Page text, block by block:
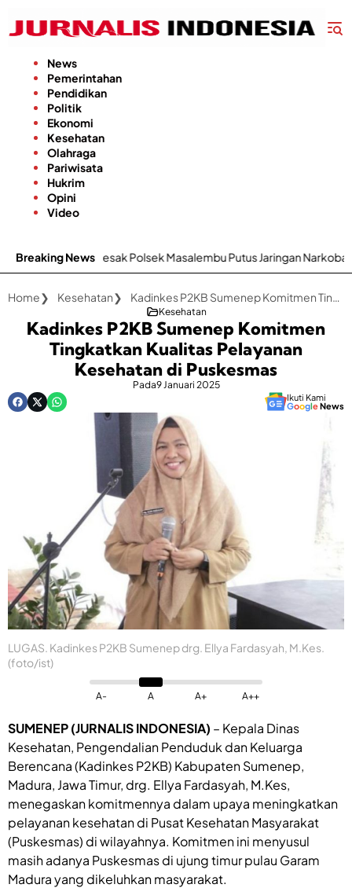
konten
News
Pemerintahan
Pendidikan
Politik
Ekonomi
Kesehatan
Olahraga
Pariwisata
Hukrim
Opini
Video
Breaking News
Desak Polsek Masalembu Putus Jaringan Narkoba dan
Home Kesehatan Kadinkes P2KB Sumenep Komitmen Tingkatkan Kualitas Pelayanan Kesehatan di Puskesmas
Kesehatan
Kadinkes P2KB Sumenep Komitmen
Tingkatkan Kualitas Pelayanan
Kesehatan di Puskesmas
Pada9 Januari 2025
Ikuti Kami
GoogleNews
LUGAS. Kadinkes P2KB Sumenep drg. Ellya Fardasyah, M.Kes.
(foto/ist)
A- A A+ A++
SUMENEP (JURNALIS INDONESIA) – Kepala Dinas
Kesehatan, Pengendalian Penduduk dan Keluarga
Berencana (Kadinkes P2KB) Kabupaten Sumenep,
Madura, Jawa Timur, drg. Ellya Fardasyah, M.Kes,
menegaskan komitmennya dalam upaya meningkatkan
pelayanan kesehatan di Pusat Kesehatan Masyarakat
(Puskesmas) di wilayahnya. Komitmen ini menyusul
masih adanya Puskesmas di ujung timur pulau Garam
Madura yang dikeluhkan masyarakat.